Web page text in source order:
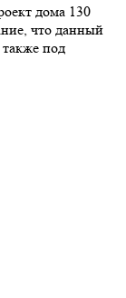
дома 130
что данный
под